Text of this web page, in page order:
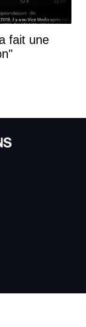
fait une